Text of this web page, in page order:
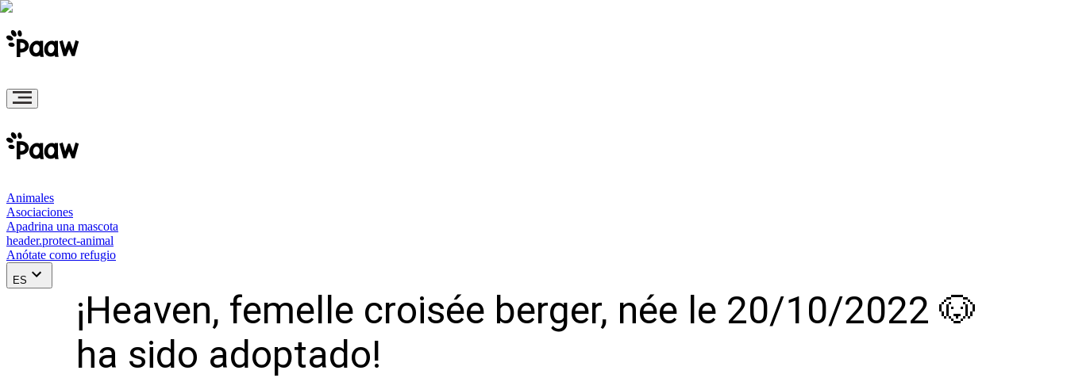
Animales
Asociaciones
Apadrina una mascota
header.protect-animal
Anótate como refugio
ES
¡Heaven, femelle croisée berger, née le 20/10/2022 🐶
ha sido adoptado!